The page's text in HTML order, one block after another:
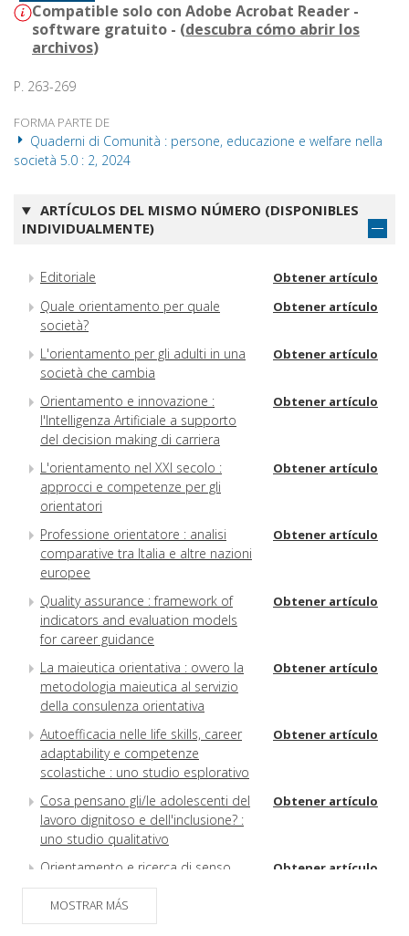
Compatible solo con Adobe Acrobat Reader -
software gratuito - (descubra cómo abrir los
archivos)
P. 263-269
FORMA PARTE DE
Quaderni di Comunità : persone, educazione e welfare nella
società 5.0 : 2, 2024
ARTÍCULOS DEL MISMO NÚMERO (DISPONIBLES
INDIVIDUALMENTE)
Editoriale Obtener artículo
Quale orientamento per quale
società?
Obtener artículo
L'orientamento per gli adulti in una
società che cambia
Obtener artículo
Orientamento e innovazione :
l'Intelligenza Artificiale a supporto
del decision making di carriera
Obtener artículo
L'orientamento nel XXI secolo :
approcci e competenze per gli
orientatori
Obtener artículo
Professione orientatore : analisi
comparative tra Italia e altre nazioni
europee
Obtener artículo
Quality assurance : framework of
indicators and evaluation models
for career guidance
Obtener artículo
La maieutica orientativa : ovvero la
metodologia maieutica al servizio
della consulenza orientativa
Obtener artículo
Autoefficacia nelle life skills, career
adaptability e competenze
scolastiche : uno studio esplorativo
Obtener artículo
Cosa pensano gli/le adolescenti del
lavoro dignitoso e dell'inclusione? :
uno studio qualitativo
Obtener artículo
Orientamento e ricerca di senso Obtener artículo
Nuovi scenari per le politiche di orientamento
Recensione del libro Orientamento
MOSTRAR MÁS